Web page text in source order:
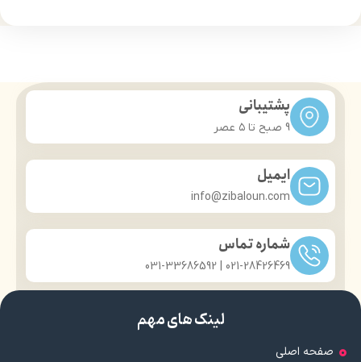
پشتیبانی
9 صبح تا ۵ عصر
ایمیل
info@zibaloun.com
شماره تماس
021-28426469 | 031-33686592
لینک های مهم
صفحه اصلی